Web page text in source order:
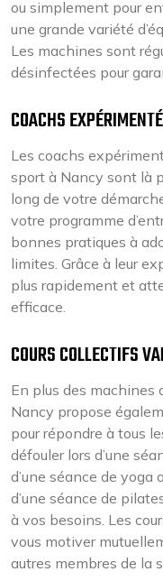
ou simplement pour
une grande variété
Les machines sont
désinfectées pour
COACHS
Les coachs
sport à Nancy sont là
long de votre
votre programme
bonnes pratiques à
limites. Grâce à leur
plus rapidement et
efficace.
COURS COLLECTIFS
En plus des machines
Nancy propose
pour répondre à tous
défouler lors d’une
d’une séance de yoga
d’une séance de
à vos besoins. Les
vous motiver
autres membres de la